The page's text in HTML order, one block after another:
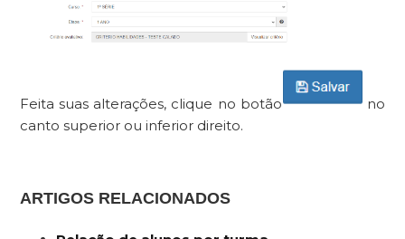
Feita suas alterações, clique no botão
no
canto superior ou inferior direito.
ARTIGOS RELACIONADOS